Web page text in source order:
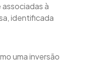
à
identificada
uma inversão